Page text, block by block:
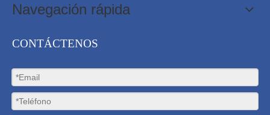
Navegación rápida
CONTÁCTENOS